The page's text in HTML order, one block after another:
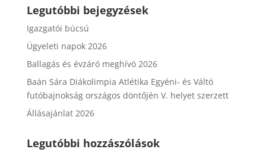
Legutóbbi bejegyzések
Igazgatói búcsú
Ügyeleti napok 2026
Ballagás és évzáró meghívó 2026
Baán Sára Diákolimpia Atlétika Egyéni- és Váltó
futóbajnokság országos döntőjén V. helyet szerzett
Állásajánlat 2026
Legutóbbi hozzászólások